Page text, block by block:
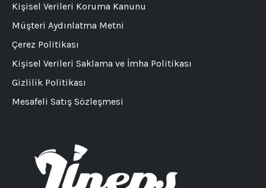
Kişisel Verileri Koruma Kanunu
Müşteri Aydınlatma Metni
Çerez Politikası
Kişisel Verileri Saklama ve İmha Politikası
Gizlilik Politikası
Mesafeli Satış Sözleşmesi